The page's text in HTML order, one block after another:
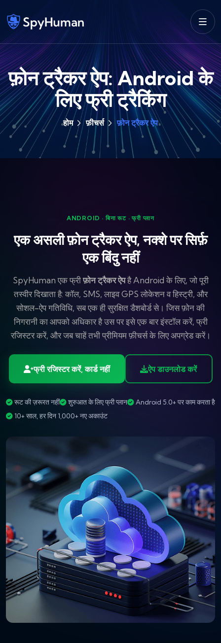
फ़ोन ट्रैकर ऐप: Android के
लिए फ्री ट्रैकिंग
होम फ़ीचर्स फ़ोन ट्रैकर ऐप
ANDROID · बिना रूट · फ्री प्लान
एक असली फ़ोन ट्रैकर ऐप, नक्शे पर सिर्फ़
एक बिंदु नहीं
SpyHuman एक फ्रीफ़ोन ट्रैकर ऐपहै Android के लिए, जो पूरी
तस्वीर दिखाता है: कॉल, SMS, लाइव GPS लोकेशन व हिस्ट्री, और
सोशल-ऐप गतिविधि, सब एक ही सुरक्षित डैशबोर्ड से। जिस फ़ोन की
निगरानी का आपको अधिकार है उस पर इसे एक बार इंस्टॉल करें, फ्री
रजिस्टर करें, और जब चाहें तभी प्रीमियम फ़ीचर्स के लिए अपग्रेड करें।
फ्री रजिस्टर करें, कार्ड नहीं ऐप डाउनलोड करें
रूट की ज़रूरत नहीं शुरुआत के लिए फ्री प्लान
Android 5.0+ पर काम करता है
10+ साल, हर दिन 1,000+ नए अकाउंट